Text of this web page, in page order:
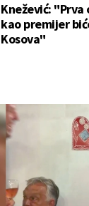
Knežević:
kao premijer
Kosova"